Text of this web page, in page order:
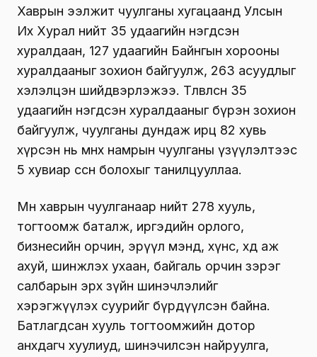
Хаврын ээлжит чуулганы хугацаанд Улсын
Их Хурал нийт 35 удаагийн нэгдсэн
хуралдаан, 127 удаагийн Байнгын хорооны
хуралдааныг зохион байгуулж, 263 асуудлыг
хэлэлцэн шийдвэрлэжээ. Төлөвлөсөн 35
удаагийн нэгдсэн хуралдааныг бүрэн зохион
байгуулж, чуулганы дундаж ирц 82 хувь
хүрсэн нь өмнөх намрын чуулганы үзүүлэлтээс
5 хувиар өссөн болохыг танилцууллаа.
Мөн хаврын чуулганаар нийт 278 хууль,
тогтоомж баталж, иргэдийн орлого,
бизнесийн орчин, эрүүл мэнд, хүнс, хөдөө аж
ахуй, шинжлэх ухаан, байгаль орчин зэрэг
салбарын эрх зүйн шинэчлэлийг
хэрэгжүүлэх суурийг бүрдүүлсэн байна.
Батлагдсан хууль тогтоомжийн дотор
анхдагч хуулиуд, шинэчилсэн найруулга,